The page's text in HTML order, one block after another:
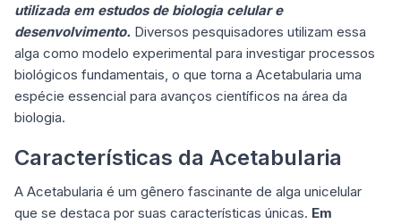
utilizada em estudos de biologia celular e
desenvolvimento. Diversos pesquisadores utilizam essa
alga como modelo experimental para investigar processos
biológicos fundamentais, o que torna a Acetabularia uma
espécie essencial para avanços científicos na área da
biologia.
Características da Acetabularia
A Acetabularia é um gênero fascinante de alga unicelular
que se destaca por suas características únicas. Em